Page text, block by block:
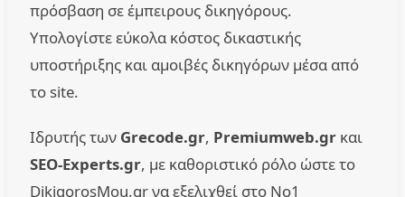
πρόσβαση σε έμπειρους δικηγόρους.
Υπολογίστε εύκολα κόστος δικαστικής
υποστήριξης και αμοιβές δικηγόρων μέσα από
το site.
Ιδρυτής των Grecode.gr, Premiumweb.gr και
SEO-Experts.gr, με καθοριστικό ρόλο ώστε το
DikigorosMou.gr να εξελιχθεί στο No1